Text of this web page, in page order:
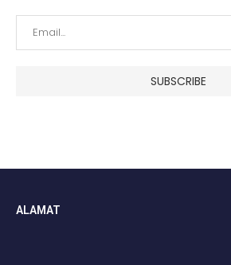
ALAMAT